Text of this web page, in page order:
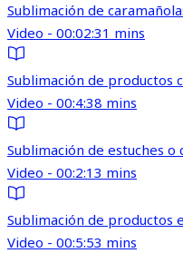
Sublimación de
Video - 00:02:31 mins
Sublimación de productos
Video - 00:4:38 mins
Sublimación de estuches o
Video - 00:2:13 mins
Sublimación de productos
Video - 00:5:53 mins